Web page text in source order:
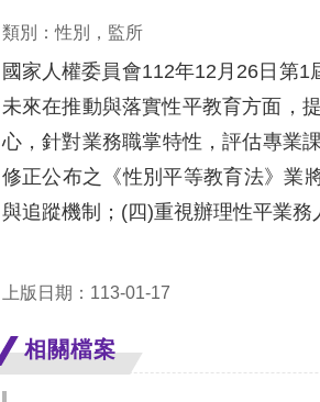
類別：性別，監所
國家人權委員會112年12月26日第
未來在推動與落實性平教育方面，
心，針對業務職掌特性，評估專業
修正公布之《性別平等教育法》業
與追蹤機制；(四)重視辦理性平業務
上版日期：113-01-17
相關檔案